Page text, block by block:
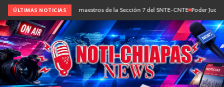
ÚLTIMAS NOTICIAS
con maestras y maestros de la Sección 7 del SNTE-CNTE Poder Judicial